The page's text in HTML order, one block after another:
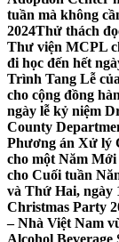
tuần mà không
2024Thử thách
Thư viện MCPL
đi học đến hết
Trình Tang Lễ
cho cộng đồng
ngày lễ kỷ niệm
County
Phương án Xử lý
cho một Năm
cho Cuối tuần
và Thứ Hai, ngày
Christmas Party
– Nhà Việt Nam
Alcohol Beverage